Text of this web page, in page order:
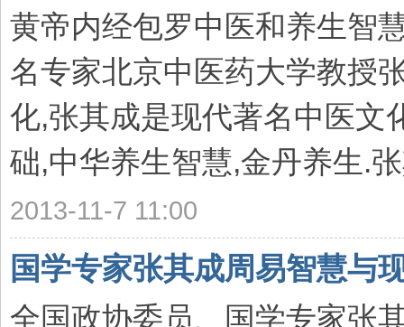
黄帝内经包罗中医和养生智
名专家北京中医药大学教授
化,张其成是现代著名中医文
础,中华养生智慧,金丹养生.
2013-11-7 11:00
国学专家张其成周易智慧与
全国政协委员、国学专家张